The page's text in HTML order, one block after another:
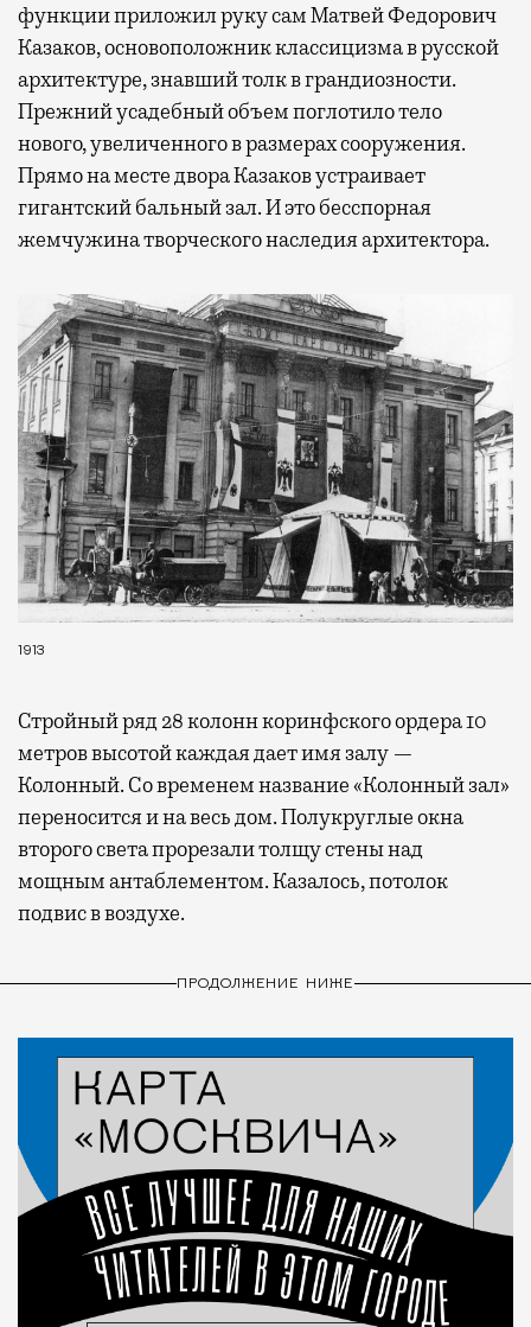
функции приложил руку сам Матвей Федорович
Казаков, основоположник классицизма в русской
архитектуре, знавший толк в грандиозности.
Прежний усадебный объем поглотило тело
нового, увеличенного в размерах сооружения.
Прямо на месте двора Казаков устраивает
гигантский бальный зал. И это бесспорная
жемчужина творческого наследия архитектора.
1913
Стройный ряд 28 колонн коринфского ордера 10
метров высотой каждая дает имя залу —
Колонный. Со временем название «Колонный зал»
переносится и на весь дом. Полукруглые окна
второго света прорезали толщу стены над
мощным антаблементом. Казалось, потолок
подвис в воздухе.
ПРОДОЛЖЕНИЕ НИЖЕ